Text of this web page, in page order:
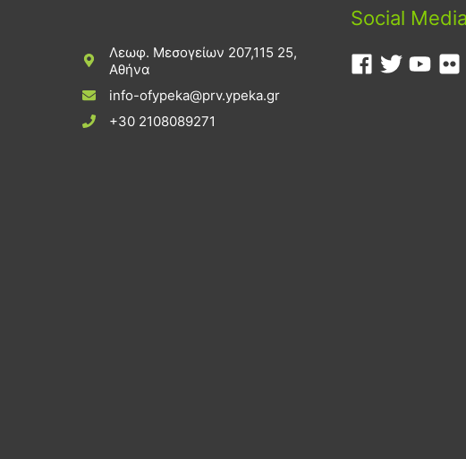
Λεωφ. Μεσογείων 207,115 25,
Αθήνα
info-ofypeka@prv.ypeka.gr
+30 2108089271
Social Media